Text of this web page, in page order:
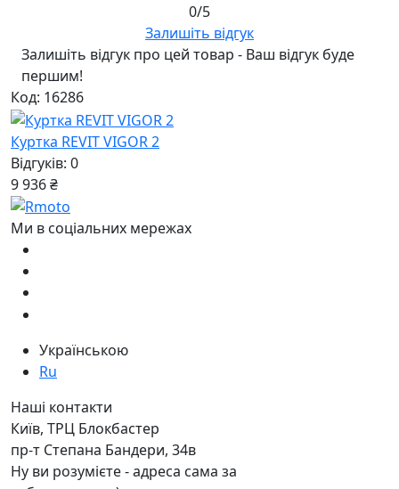
0/5
Залишіть відгук
Залишіть відгук про цей товар - Ваш відгук буде
першим!
Код: 16286
Куртка REVIT VIGOR 2
Відгуків: 0
9 936 ₴
Ми в соціальних мережах
Українською
Ru
Наші контакти
Київ, ТРЦ Блокбастер
пр-т Степана Бандери, 34в
Ну ви розумієте - адреса сама за